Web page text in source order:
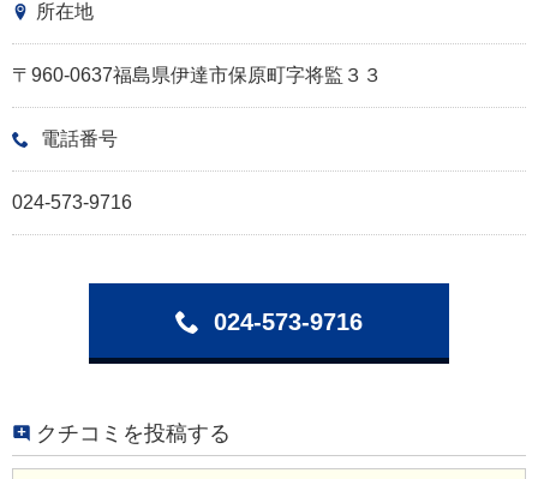
所在地
〒960-0637福島県伊達市保原町字将監３３
電話番号
024-573-9716
024-573-9716
クチコミを投稿する